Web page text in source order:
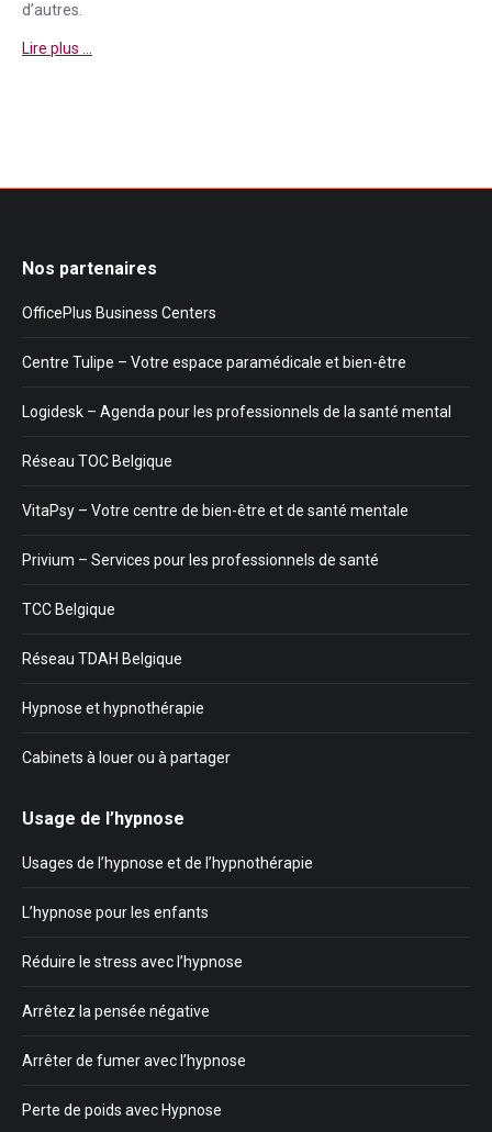
d’autres.
Lire plus …
Nos partenaires
OfficePlus Business Centers
Centre Tulipe – Votre espace paramédicale et bien-être
Logidesk – Agenda pour les professionnels de la santé mental
Réseau TOC Belgique
VitaPsy – Votre centre de bien-être et de santé mentale
Privium – Services pour les professionnels de santé
TCC Belgique
Réseau TDAH Belgique
Hypnose et hypnothérapie
Cabinets à louer ou à partager
Usage de l’hypnose
Usages de l’hypnose et de l’hypnothérapie
L’hypnose pour les enfants
Réduire le stress avec l’hypnose
Arrêtez la pensée négative
Arrêter de fumer avec l’hypnose
Perte de poids avec Hypnose